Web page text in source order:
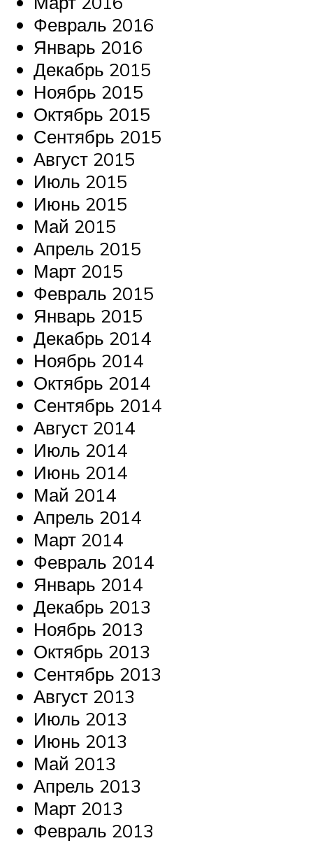
Февраль 2016
Январь 2016
Декабрь 2015
Ноябрь 2015
Октябрь 2015
Сентябрь 2015
Август 2015
Июль 2015
Июнь 2015
Май 2015
Апрель 2015
Март 2015
Февраль 2015
Январь 2015
Декабрь 2014
Ноябрь 2014
Октябрь 2014
Сентябрь 2014
Август 2014
Июль 2014
Июнь 2014
Май 2014
Апрель 2014
Март 2014
Февраль 2014
Январь 2014
Декабрь 2013
Ноябрь 2013
Октябрь 2013
Сентябрь 2013
Август 2013
Июль 2013
Июнь 2013
Май 2013
Апрель 2013
Март 2013
Февраль 2013